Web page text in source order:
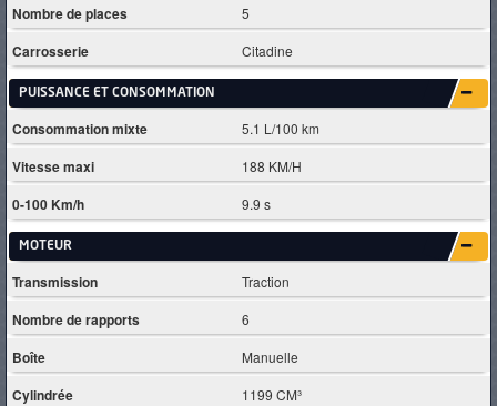
Nombre de places 5
Carrosserie Citadine
PUISSANCE ET CONSOMMATION
Consommation mixte 5.1 L/100 km
Vitesse maxi 188 KM/H
0-100 Km/h 9.9 s
MOTEUR
Transmission Traction
Nombre de rapports 6
Boîte Manuelle
Cylindrée 1199 CM³